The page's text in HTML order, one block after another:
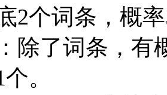
2个词条，概
除了词条，有
。